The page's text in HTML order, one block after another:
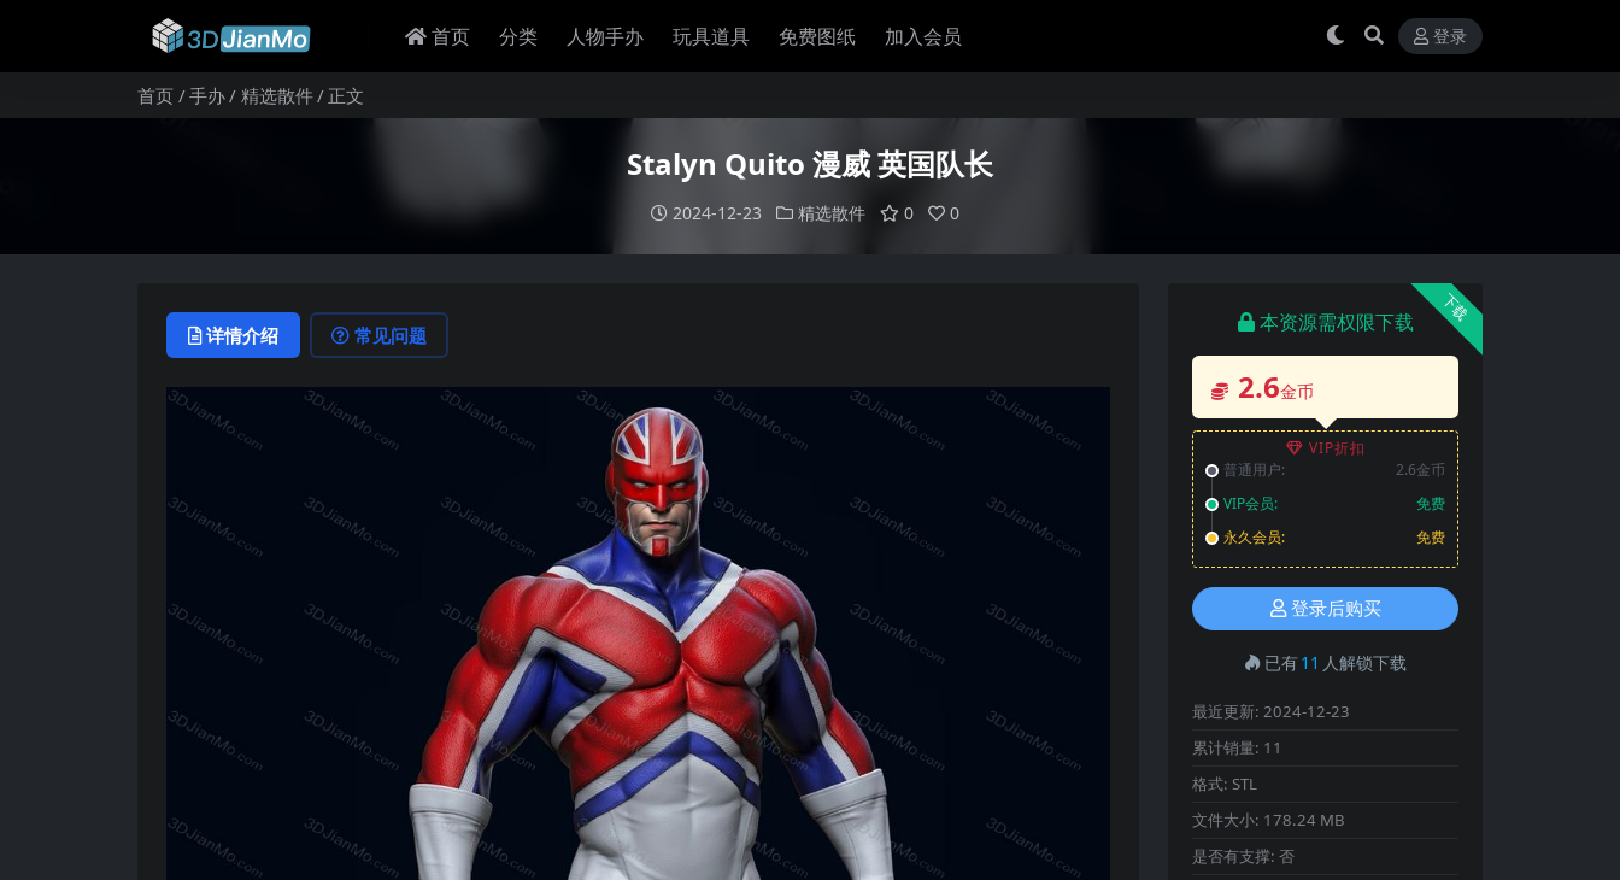
首页 分类 人物手办 玩具道具 免费图纸 加入会员 登录
首页 手办 精选散件 正文
Stalyn Quito 漫威 英国队长
2024-12-23 精选散件 0 0
详情介绍 常见问题
下载
本资源需权限下载
2.6金币
VIP折扣
普通用户:
2.6金币
VIP会员:
免费
永久会员:
免费
登录后购买
已有11 人解锁下载
最近更新: 2024-12-23
累计销量: 11
格式: STL
文件大小: 178.24 MB
是否有支撑: 否